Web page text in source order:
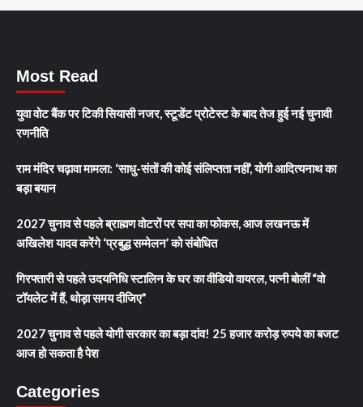
Most Read
युवा वोट बैंक पर टिकी सियासी नजर, स्टूडेंट प्रोटेस्ट के बाद तेज हुई नई चुनावी
रणनीति
राम मंदिर चढ़ावा मामला: ‘साधु-संतों की कोई संलिप्तता नहीं’, योगी आदित्यनाथ का
बड़ा बयान
2027 चुनाव से पहले ब्राह्मण वोटरों पर सपा का फोकस, आज लखनऊ में
अखिलेश यादव करेंगे ‘प्रबुद्ध सम्मेलन’ को संबोधित
गिरफ्तारी से पहले उदयनिधि स्टालिन के घर का वीडियो वायरल, पत्नी बोलीं “वो
टॉयलेट में हैं, थोड़ा समय दीजिए”
2027 चुनाव से पहले योगी सरकार का बड़ा दांव! 25 हजार करोड़ रुपये का बजट
आज हो सकता है पेश
Categories